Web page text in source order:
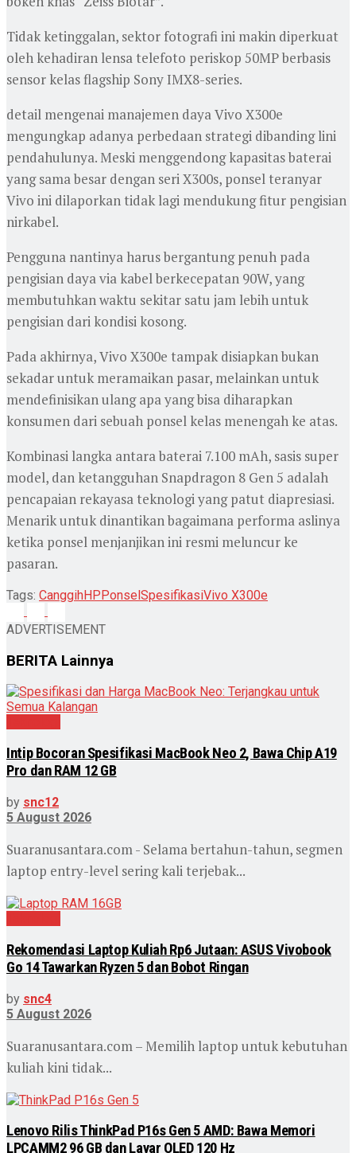
Tidak ketinggalan, sektor fotografi ini makin diperkuat
oleh kehadiran lensa telefoto periskop 50MP berbasis
sensor kelas flagship Sony IMX8-series.
detail mengenai manajemen daya Vivo X300e
mengungkap adanya perbedaan strategi dibanding lini
pendahulunya. Meski menggendong kapasitas baterai
yang sama besar dengan seri X300s, ponsel teranyar
Vivo ini dilaporkan tidak lagi mendukung fitur pengisian
nirkabel.
Pengguna nantinya harus bergantung penuh pada
pengisian daya via kabel berkecepatan 90W, yang
membutuhkan waktu sekitar satu jam lebih untuk
pengisian dari kondisi kosong.
Pada akhirnya, Vivo X300e tampak disiapkan bukan
sekadar untuk meramaikan pasar, melainkan untuk
mendefinisikan ulang apa yang bisa diharapkan
konsumen dari sebuah ponsel kelas menengah ke atas.
Kombinasi langka antara baterai 7.100 mAh, sasis super
model, dan ketangguhan Snapdragon 8 Gen 5 adalah
pencapaian rekayasa teknologi yang patut diapresiasi.
Menarik untuk dinantikan bagaimana performa aslinya
ketika ponsel menjanjikan ini resmi meluncur ke
pasaran.
Tags: CanggihHPPonselSpesifikasiVivo X300e
ADVERTISEMENT
BERITA Lainnya
Intip Bocoran Spesifikasi MacBook Neo 2, Bawa Chip A19
Pro dan RAM 12 GB
by snc12
5 August 2026
Suaranusantara.com - Selama bertahun-tahun, segmen
laptop entry-level sering kali terjebak...
Rekomendasi Laptop Kuliah Rp6 Jutaan: ASUS Vivobook
Go 14 Tawarkan Ryzen 5 dan Bobot Ringan
by snc4
5 August 2026
Suaranusantara.com – Memilih laptop untuk kebutuhan
kuliah kini tidak...
Lenovo Rilis ThinkPad P16s Gen 5 AMD: Bawa Memori
LPCAMM2 96 GB dan Layar OLED 120 Hz